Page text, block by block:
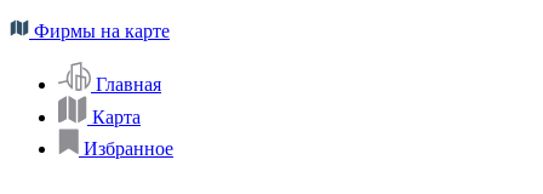
Фирмы на карте
Главная
Карта
Избранное